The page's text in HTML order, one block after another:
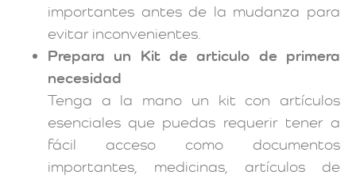
importantes antes de la mudanza para
evitar inconvenientes.
Prepara un Kit de articulo de primera
necesidad
Tenga a la mano un kit con artículos
esenciales que puedas requerir tener a
fácil acceso como documentos
importantes, medicinas, artículos de